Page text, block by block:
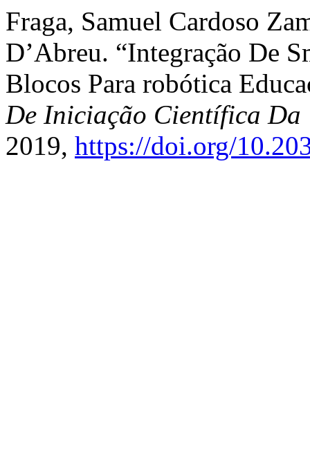
Fraga, Samuel Cardoso
D’Abreu. “Integração De
Blocos Para robótica
De Iniciação Científica Da
2019, https://doi.org/